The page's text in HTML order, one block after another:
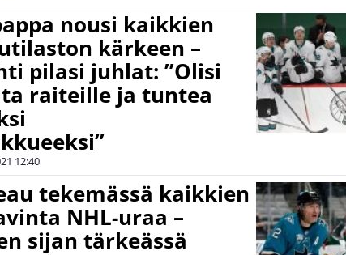
nousi kaikkien
kärkeen –
pilasi juhlat: ”Olisi
raiteille ja tuntea
12:40
tekemässä kaikkien
NHL-uraa –
sijan tärkeässä